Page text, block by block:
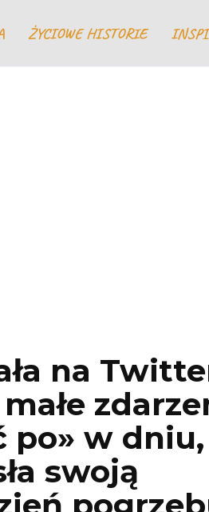
ŻYCIOWE HISTORIE
na
po» w dniu,
swoją